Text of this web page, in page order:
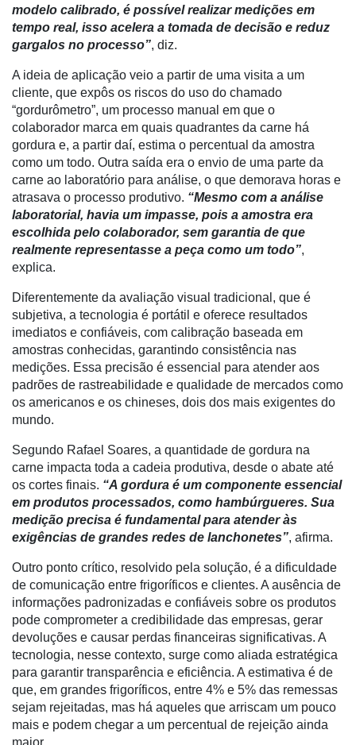
Conectividade
Dados
e
Análise
E-
Commerce
Informatização
da
Agricultura
Vertical
Software
Empresarial
Tecnologia
para
Recursos
Hídricos
Membros
Netrin
Néctar
Tecprime
Agro
Lean
Way
Consulting
Manager
ONE
CHB
modelo calibrado, é possível realizar medições em
tempo real, isso acelera a tomada de decisão e reduz
gargalos no processo”, diz.
A ideia de aplicação veio a partir de uma visita a um
cliente, que expôs os riscos do uso do chamado
“gordurômetro”, um processo manual em que o
colaborador marca em quais quadrantes da carne há
gordura e, a partir daí, estima o percentual da amostra
como um todo. Outra saída era o envio de uma parte da
carne ao laboratório para análise, o que demorava horas e
atrasava o processo produtivo. “Mesmo com a análise
laboratorial, havia um impasse, pois a amostra era
escolhida pelo colaborador, sem garantia de que
realmente representasse a peça como um todo”,
explica.
Diferentemente da avaliação visual tradicional, que é
subjetiva, a tecnologia é portátil e oferece resultados
imediatos e confiáveis, com calibração baseada em
amostras conhecidas, garantindo consistência nas
medições. Essa precisão é essencial para atender aos
padrões de rastreabilidade e qualidade de mercados como
os americanos e os chineses, dois dos mais exigentes do
mundo.
Segundo Rafael Soares, a quantidade de gordura na
carne impacta toda a cadeia produtiva, desde o abate até
os cortes finais. “A gordura é um componente essencial
em produtos processados, como hambúrgueres. Sua
medição precisa é fundamental para atender às
exigências de grandes redes de lanchonetes”, afirma.
Outro ponto crítico, resolvido pela solução, é a dificuldade
de comunicação entre frigoríficos e clientes. A ausência de
informações padronizadas e confiáveis sobre os produtos
pode comprometer a credibilidade das empresas, gerar
devoluções e causar perdas financeiras significativas. A
tecnologia, nesse contexto, surge como aliada estratégica
para garantir transparência e eficiência. A estimativa é de
que, em grandes frigoríficos, entre 4% e 5% das remessas
sejam rejeitadas, mas há aqueles que arriscam um pouco
mais e podem chegar a um percentual de rejeição ainda
maior.